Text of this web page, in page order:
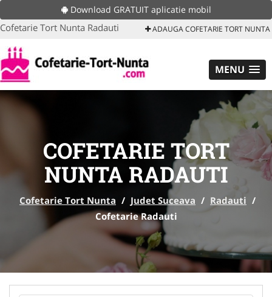
Download GRATUIT aplicatie mobil
Cofetarie Tort Nunta Radauti ADAUGA COFETARIE TORT NUNTA
MENU
COFETARIE TORT
NUNTA RADAUTI
Cofetarie Tort Nunta / Judet Suceava / Radauti /
Cofetarie Radauti